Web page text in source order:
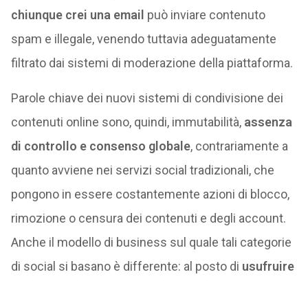
chiunque crei una email può inviare contenuto
spam e illegale, venendo tuttavia adeguatamente
filtrato dai sistemi di moderazione della piattaforma.
Parole chiave dei nuovi sistemi di condivisione dei
contenuti online sono, quindi, immutabilità, assenza
di controllo e consenso globale, contrariamente a
quanto avviene nei servizi social tradizionali, che
pongono in essere costantemente azioni di blocco,
rimozione o censura dei contenuti e degli account.
Anche il modello di business sul quale tali categorie
di social si basano è differente: al posto di usufruire